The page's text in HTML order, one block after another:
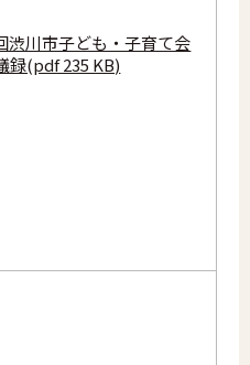
渋川市子ども・子育て会
録(pdf 235 KB)